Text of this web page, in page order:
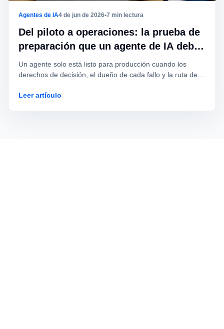
Agentes de IA4 de jun de 2026•7 min lectura
Del piloto a operaciones: la prueba de
preparación que un agente de IA debe
aprobar
Un agente solo está listo para producción cuando los
derechos de decisión, el dueño de cada fallo y la ruta de
Leer artículo